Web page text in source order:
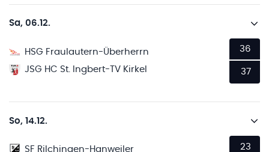
Sa, 06.12.
HSG Fraulautern-Überherrn
JSG HC St. Ingbert-TV Kirkel
36
37
So, 14.12.
SF Rilchingen-Hanweiler 23